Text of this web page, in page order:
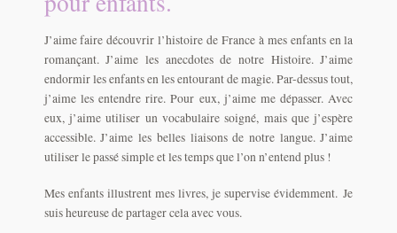
J’aime faire découvrir l’histoire de France à mes enfants en la
romançant. J’aime les anecdotes de notre Histoire. J’aime
endormir les enfants en les entourant de magie. Par-dessus tout,
j’aime les entendre rire. Pour eux, j’aime me dépasser. Avec
eux, j’aime utiliser un vocabulaire soigné, mais que j’espère
accessible. J’aime les belles liaisons de notre langue. J’aime
utiliser le passé simple et les temps que l’on n’entend plus !
Mes enfants illustrent mes livres, je supervise évidemment. Je
suis heureuse de partager cela avec vous.